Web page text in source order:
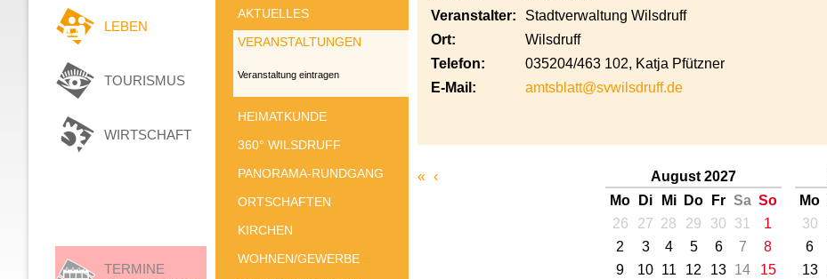
LEBEN
TOURISMUS
WIRTSCHAFT
TERMINE
AKTUELLES
VERANSTALTUNGEN
Veranstaltung eintragen
HEIMATKUNDE
360° WILSDRUFF
PANORAMA-RUNDGANG
ORTSCHAFTEN
KIRCHEN
WOHNEN/GEWERBE
Veranstalter:
Stadtverwaltung Wilsdruff
Ort:
Wilsdruff
Telefon:
035204/463 102, Katja Pfützner
E-Mail:
amtsblatt@svwilsdruff.de
« ‹
August 2027
Mo
Di Mi Do Fr Sa So
26
27 28 29 30 31
1
2
3 4 5 6 7
8
9
10 11 12 13 14
15
Mo
30
6
13